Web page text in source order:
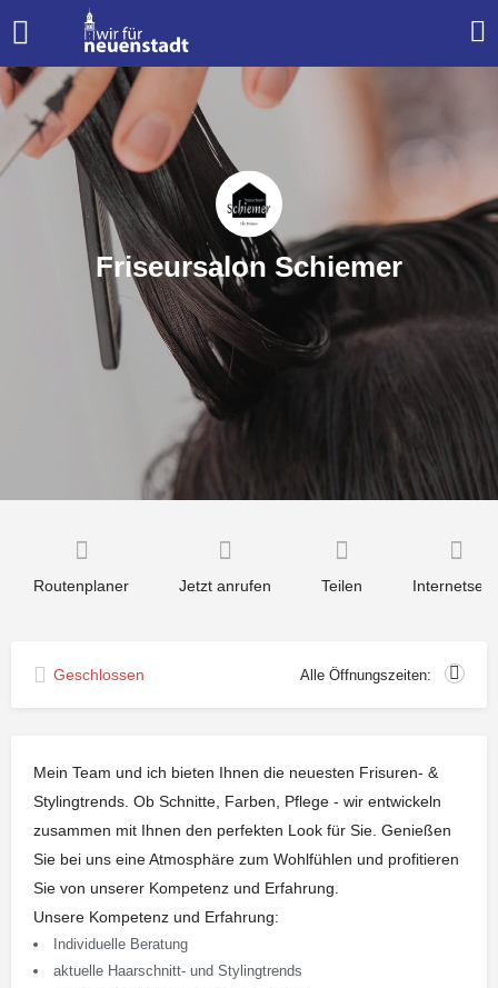
Friseursalon Schiemer
Routenplaner Jetzt anrufen Teilen
Geschlossen Alle Öffnungszeiten:
Mein Team und ich bieten Ihnen die neuesten Frisuren- &
Stylingtrends. Ob Schnitte, Farben, Pflege - wir entwickeln
zusammen mit Ihnen den perfekten Look für Sie. Genießen
Sie bei uns eine Atmosphäre zum Wohlfühlen und profitieren
Sie von unserer Kompetenz und Erfahrung.
Unsere Kompetenz und Erfahrung:
Individuelle Beratung
aktuelle Haarschnitt- und Stylingtrends